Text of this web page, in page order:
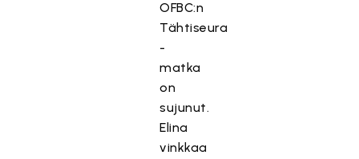
OFBC:n
Tähtiseura
-
matka
on
sujunut.
Elina
vinkkaa